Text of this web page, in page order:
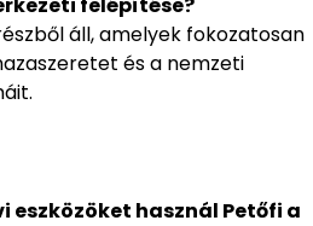
áll, amelyek fokozatosan
és a nemzeti
eszközöket használ Petőfi a